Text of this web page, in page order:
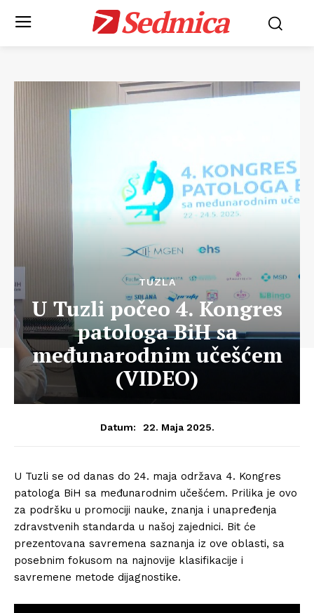
Sedmica
TUZLA
U Tuzli počeo 4. Kongres
patologa BiH sa
međunarodnim učešćem
(VIDEO)
Datum: 22. Maja 2025.
U Tuzli se od danas do 24. maja održava 4. Kongres
patologa BiH sa međunarodnim učešćem. Prilika je ovo
za podršku u promociji nauke, znanja i unapređenja
zdravstvenih standarda u našoj zajednici. Bit će
prezentovana savremena saznanja iz ove oblasti, sa
posebnim fokusom na najnovije klasifikacije i
savremene metode dijagnostike.